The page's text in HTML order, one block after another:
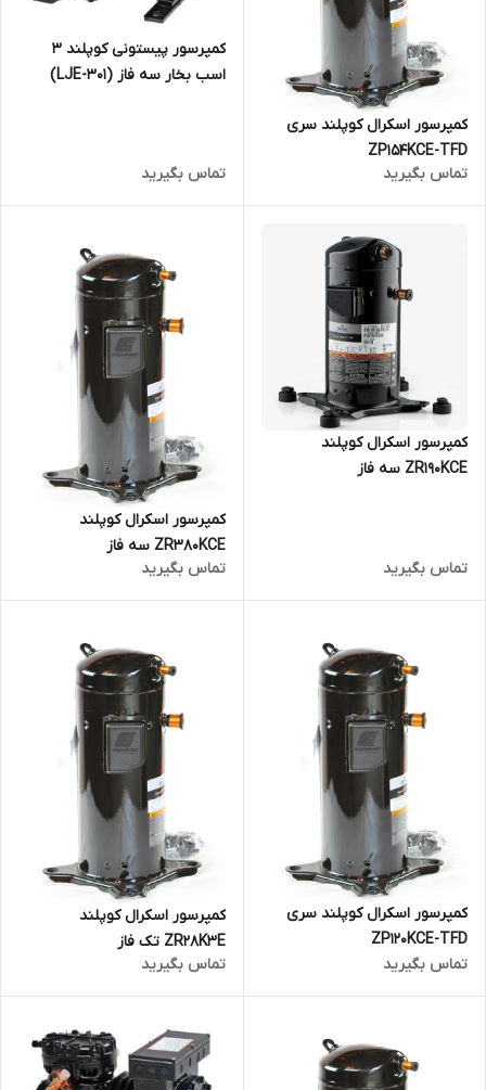
کمپرسور اسکرال کوپلند سری
ZP154KCE-TFD
تماس بگیرید
کمپرسور پیستونی کوپلند 3
اسب بخار سه فاز (LJE-301)
تماس بگیرید
کمپرسور اسکرال کوپلند
ZR190KCE سه فاز
تماس بگیرید
کمپرسور اسکرال کوپلند
ZR380KCE سه فاز
تماس بگیرید
کمپرسور اسکرال کوپلند سری
ZP120KCE-TFD
تماس بگیرید
کمپرسور اسکرال کوپلند
ZR28K3E تک فاز
تماس بگیرید